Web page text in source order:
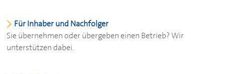
Für Inhaber und Nachfolger
Sie übernehmen oder übergeben einen Betrieb? Wir
unterstützen dabei.